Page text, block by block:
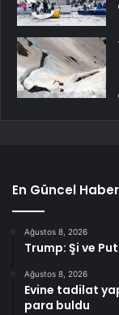
En Güncel
Ağustos 8, 2026
Trump: Şi ve
Ağustos 8, 2026
Evine tadilat
para buldu